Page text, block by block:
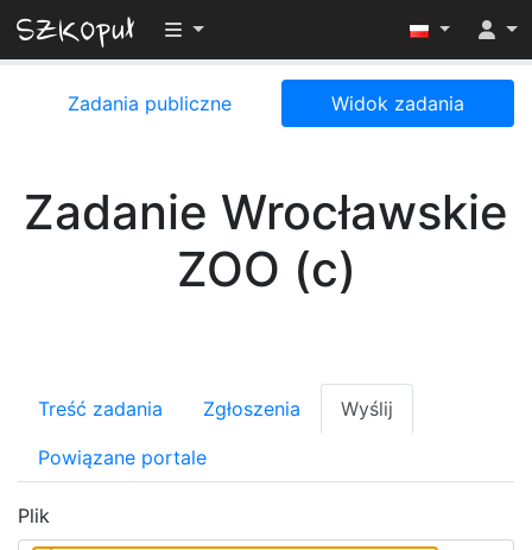
Przełącz widoczność menu
Zadania publiczne Widok zadania
Zadanie Wrocławskie
ZOO (c)
Treść zadania Zgłoszenia Wyślij
Powiązane portale
Plik